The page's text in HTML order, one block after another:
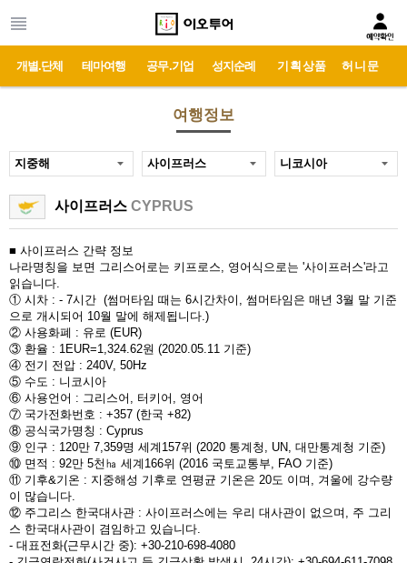
개별.단체 테마여행 공무.기업 성지순례 기획상품 허니문
여행정보
사이프러스 CYPRUS
■ 사이프러스 간략 정보
나라명칭을 보면 그리스어로는 키프로스, 영어식으로는 '사이프러스'라고
읽습니다.
① 시차 : - 7시간 (썸머타임 때는 6시간차이, 썸머타임은 매년 3월 말 기준
으로 개시되어 10월 말에 해제됩니다.)
② 사용화폐 : 유로 (EUR)
③ 환율 : 1EUR=1,324.62원 (2020.05.11 기준)
④ 전기 전압 : 240V, 50Hz
⑤ 수도 : 니코시아
⑥ 사용언어 : 그리스어, 터키어, 영어
⑦ 국가전화번호 : +357 (한국 +82)
⑧ 공식국가명칭 : Cyprus
⑨ 인구 : 120만 7,359명 세계157위 (2020 통계청, UN, 대만통계청 기준)
⑩ 면적 : 92만 5천㏊ 세계166위 (2016 국토교통부, FAO 기준)
⑪ 기후&기온 : 지중해성 기후로 연평균 기온은 20도 이며, 겨울에 강수량
이 많습니다.
⑫ 주그리스 한국대사관 : 사이프러스에는 우리 대사관이 없으며, 주 그리
스 한국대사관이 겸임하고 있습니다.
- 대표전화(근무시간 중): +30-210-698-4080